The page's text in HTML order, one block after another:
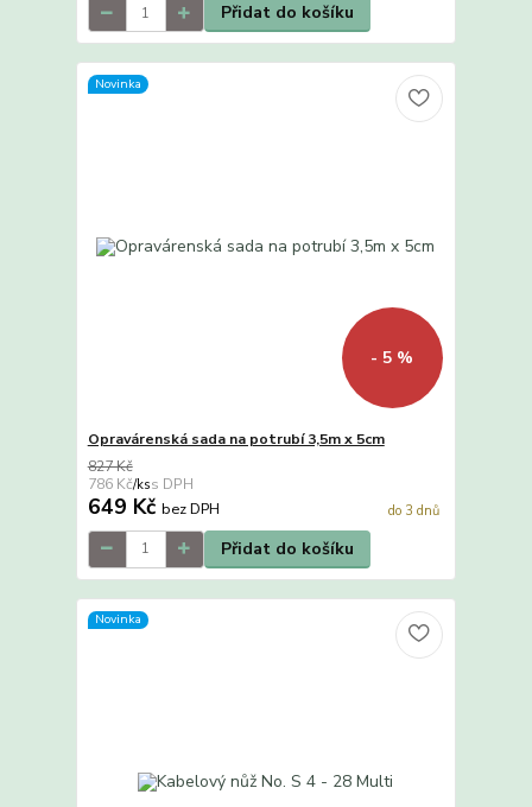
Přidat do košíku
Novinka
- 5 %
Opravárenská sada na potrubí 3,5m x 5cm
827 Kč
786 Kč/ks
649 Kč bez DPH do 3 dnů
Přidat do košíku
Novinka